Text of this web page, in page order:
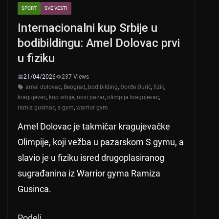
SPORT SVE VESTI
Internacionalni kup Srbije u
bodibildingu: Amel Dolovac prvi
u fiziku
21/04/2026
237 Views
amel dolovac, Beograd, bodibilding, Đorđe Đurić, fizik,
kragujevac, kup srbije, novi pazar, olimpija kragujevac,
ramiz gusinac, s gym, warrior gym
Amel Dolovac je takmičar kragujevačke
Olimpije, koji vežba u pazarskom S gymu, a
slavio je u fiziku isred drugoplasiranog
sugrađanina iz Warrior gyma Ramiza
Gusinca.